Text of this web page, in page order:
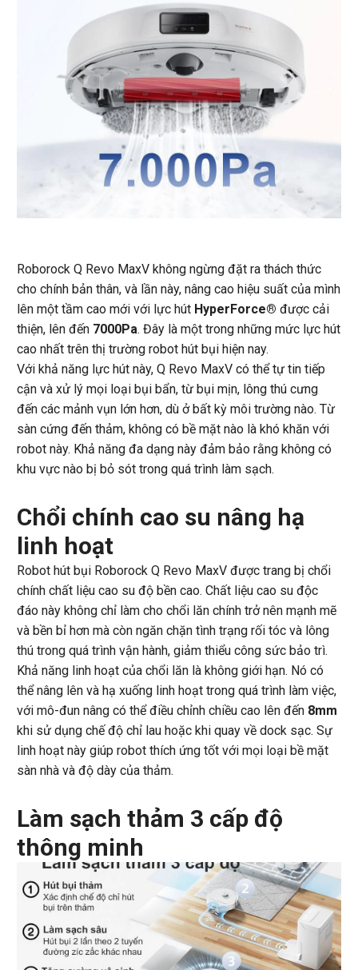
Roborock Q Revo MaxV không ngừng đặt ra thách thức
cho chính bản thân, và lần này, nâng cao hiệu suất của mình
lên một tầm cao mới với lực hút HyperForce® được cải
thiện, lên đến 7000Pa. Đây là một trong những mức lực hút
cao nhất trên thị trường robot hút bụi hiện nay.
Với khả năng lực hút này, Q Revo MaxV có thể tự tin tiếp
cận và xử lý mọi loại bụi bẩn, từ bụi mịn, lông thú cưng
đến các mảnh vụn lớn hơn, dù ở bất kỳ môi trường nào. Từ
sàn cứng đến thảm, không có bề mặt nào là khó khăn với
robot này. Khả năng đa dạng này đảm bảo rằng không có
khu vực nào bị bỏ sót trong quá trình làm sạch.
Chổi chính cao su nâng hạ
linh hoạt
Robot hút bụi Roborock Q Revo MaxV được trang bị chổi
chính chất liệu cao su độ bền cao. Chất liệu cao su độc
đáo này không chỉ làm cho chổi lăn chính trở nên mạnh mẽ
và bền bỉ hơn mà còn ngăn chặn tình trạng rối tóc và lông
thú trong quá trình vận hành, giảm thiểu công sức bảo trì.
Khả năng linh hoạt của chổi lăn là không giới hạn. Nó có
thể nâng lên và hạ xuống linh hoạt trong quá trình làm việc,
với mô-đun nâng có thể điều chỉnh chiều cao lên đến 8mm
khi sử dụng chế độ chỉ lau hoặc khi quay về dock sạc. Sự
linh hoạt này giúp robot thích ứng tốt với mọi loại bề mặt
sàn nhà và độ dày của thảm.
Làm sạch thảm 3 cấp độ
thông minh